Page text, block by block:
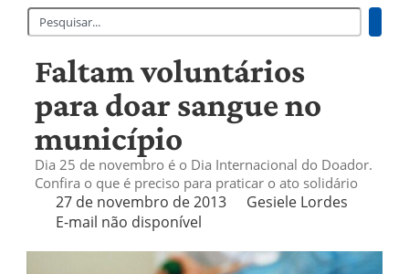
Faltam voluntários
para doar sangue no
município
Dia 25 de novembro é o Dia Internacional do Doador.
Confira o que é preciso para praticar o ato solidário
27 de novembro de 2013
Gesiele Lordes
E-mail não disponível